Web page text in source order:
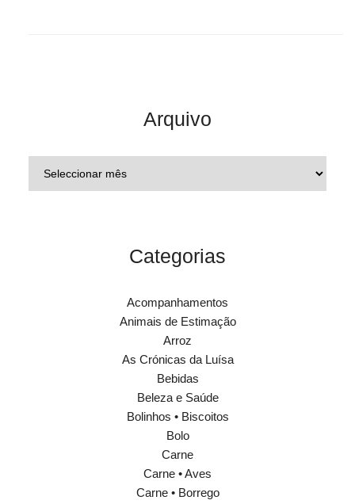
Arquivo
Categorias
Acompanhamentos
Animais de Estimação
Arroz
As Crónicas da Luísa
Bebidas
Beleza e Saúde
Bolinhos • Biscoitos
Bolo
Carne
Carne • Aves
Carne • Borrego